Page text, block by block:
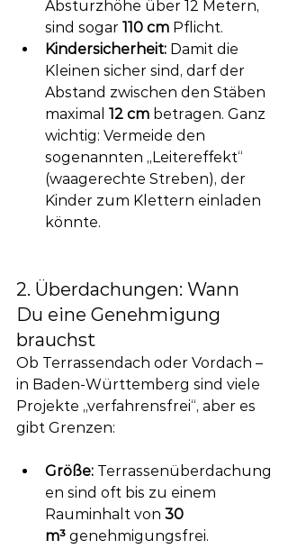
Absturzhöhe über 12 Metern,
sind sogar 110 cm Pflicht.
Kindersicherheit: Damit die
Kleinen sicher sind, darf der
Abstand zwischen den Stäben
maximal 12 cm betragen. Ganz
wichtig: Vermeide den
sogenannten „Leitereffekt“
(waagerechte Streben), der
Kinder zum Klettern einladen
könnte.
2. Überdachungen: Wann
Du eine Genehmigung
brauchst
Ob Terrassendach oder Vordach –
in Baden-Württemberg sind viele
Projekte „verfahrensfrei“, aber es
gibt Grenzen:
Größe: Terrassenüberdachung
en sind oft bis zu einem
Rauminhalt von 30
m³ genehmigungsfrei.